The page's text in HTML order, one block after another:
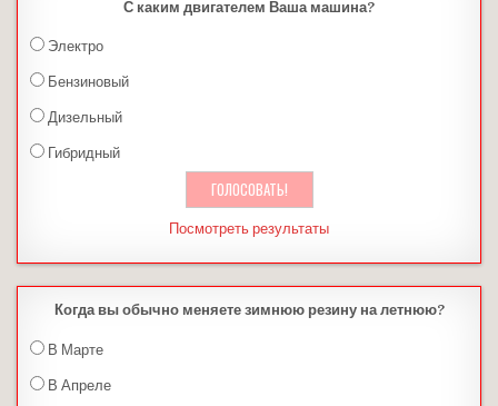
С каким двигателем Ваша машина?
Электро
Бензиновый
Дизельный
Гибридный
Посмотреть результаты
Когда вы обычно меняете зимнюю резину на летнюю?
В Марте
В Апреле